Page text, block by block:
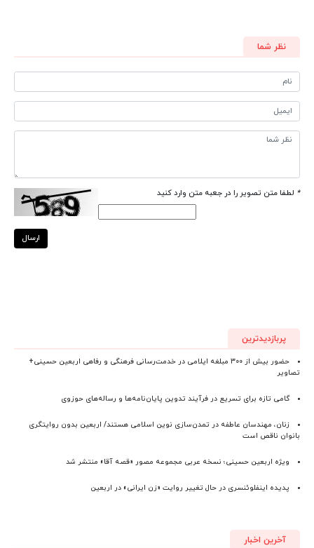
نظر شما
* لطفا متن تصویر را در جعبه متن وارد کنید
ارسال
پربازدیدترین
حضور بیش از ۳۰۰ مبلغه ایلامی در خدمت‌رسانی فرهنگی و رفاهی اربعین حسینی+
تصاویر
گامی تازه برای تسریع در فرآیند تدوین پایان‌نامه‌ها و رساله‌های حوزوی
زنان، مهندسان عاطفه در تمدن‌سازی نوین اسلامی هستند/ اربعین بدون روایتگری
بانوان ناقص است
ویژه اربعین حسینی؛ نسخه عربی مجموعه مصور «قصه آقا» منتشر شد
پدیده اینفلوئنسری در حال تغییر روایت «زن ایرانی» در اربعین
آخرین اخبار